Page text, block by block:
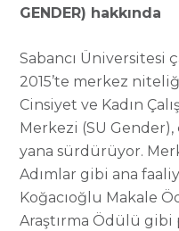
GENDER) hakkında
Sabancı Üniversitesi
2015’te merkez
Cinsiyet ve Kadın
Merkezi (SU Gender),
yana sürdürüyor.
Adımlar gibi ana
Koğacıoğlu Makale
Araştırma Ödülü gibi